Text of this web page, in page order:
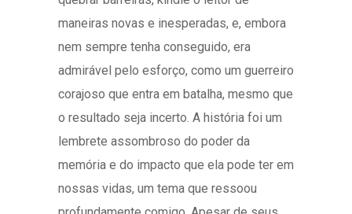
maneiras novas e inesperadas, e, embora
nem sempre tenha conseguido, era
admirável pelo esforço, como um guerreiro
corajoso que entra em batalha, mesmo que
o resultado seja incerto. A história foi um
lembrete assombroso do poder da
memória e do impacto que ela pode ter em
nossas vidas, um tema que ressoou